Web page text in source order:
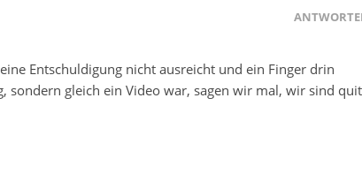
Entschuldigung nicht ausreicht und ein Finger drin
sondern gleich ein Video war, sagen wir mal, wir sind